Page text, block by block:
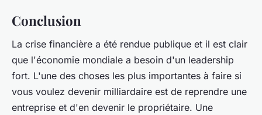
Conclusion
La crise financière a été rendue publique et il est clair
que l'économie mondiale a besoin d'un leadership
fort. L'une des choses les plus importantes à faire si
vous voulez devenir milliardaire est de reprendre une
entreprise et d'en devenir le propriétaire. Une